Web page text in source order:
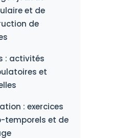
et de
de
: activités
et
: exercices
temporels et de